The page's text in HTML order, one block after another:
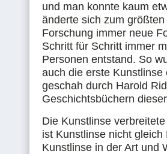
und man konnte kaum
änderte sich zum
Forschung immer neue
Schritt für Schritt immer
Personen entstand. So
auch die erste Kunstlinse
geschah durch Harold
Geschichtsbüchern
Die Kunstlinse
ist Kunstlinse nicht
Kunstlinse in der Art und